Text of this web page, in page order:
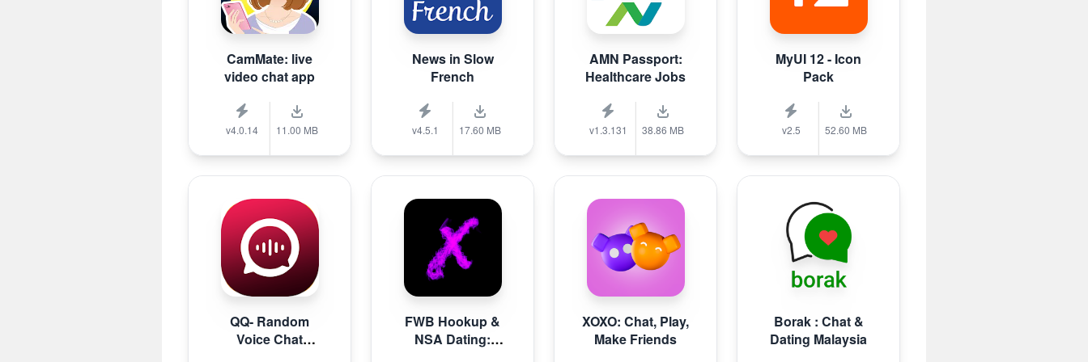
CamMate: live
video chat app
v4.0.14 11.00 MB
News in Slow
French
v4.5.1 17.60 MB
AMN Passport:
Healthcare Jobs
v1.3.131 38.86 MB
MyUI 12 - Icon
Pack
v2.5 52.60 MB
QQ- Random
Voice Chat
FWB Hookup &
NSA Dating:
XOXO: Chat, Play,
Make Friends
Borak : Chat &
Dating Malaysia